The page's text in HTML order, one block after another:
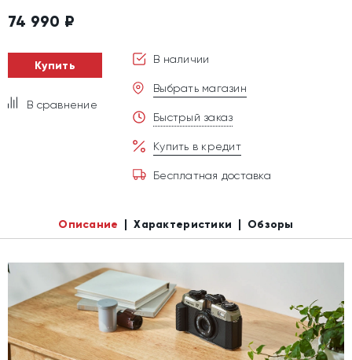
74 990 ₽
Купить
В сравнение
В наличии
Выбрать магазин
Быстрый заказ
Купить в кредит
Бесплатная доставка
Описание Характеристики Обзоры